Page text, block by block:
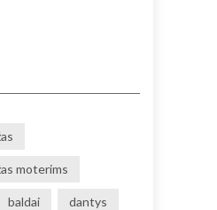
moterims
baldai dantys